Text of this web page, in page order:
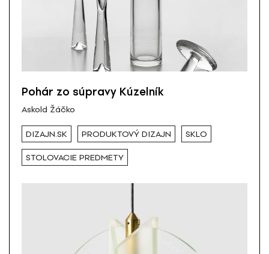
Pohár zo súpravy Kúzelník
Askold Žáčko
DIZAJN.SK PRODUKTOVÝ DIZAJN SKLO
STOLOVACIE PREDMETY